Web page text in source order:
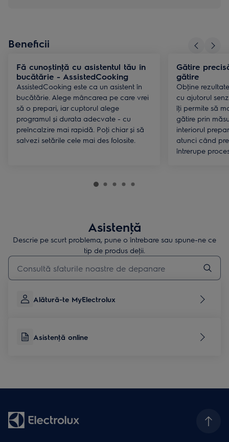
Beneficii
Fă cunoștinţă cu asistentul tău în
bucătărie - AssistedCooking
AssistedCooking este ca un asistent în
bucătărie. Alege mâncarea pe care vrei
să o prepari, iar cuptorul alege
programul și durata adecvate - cu
preîncalzire mai rapidă. Poţi chiar și să
salvezi setările cele mai des folosite.
Gătire
gătire
Obţine
cu ajutorul
îţi permite să
gătire prin
interiorul
atunci când
întrerupe
Asistenţă
Descrie pe scurt problema, pune o întrebare sau spune-ne ce
tip de produs deţii.
Type to search for support articles
Alătură-te MyElectrolux
Asistenţă online